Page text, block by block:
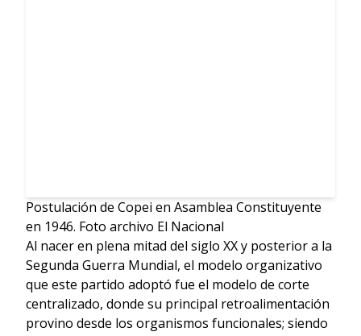
Postulación de Copei en Asamblea Constituyente
en 1946. Foto archivo El Nacional
Al nacer en plena mitad del siglo XX y posterior a la
Segunda Guerra Mundial, el modelo organizativo
que este partido adoptó fue el modelo de corte
centralizado, donde su principal retroalimentación
provino desde los organismos funcionales; siendo